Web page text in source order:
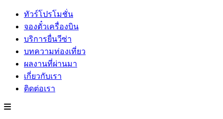
ทัวร์โปรโมชั่น
จองตั๋วเครื่องบิน
บริการยื่นวีซ่า
บทความท่องเที่ยว
ผลงานที่ผ่านมา
เกี่ยวกับเรา
ติดต่อเรา